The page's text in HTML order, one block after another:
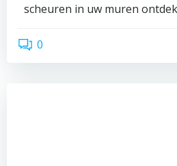
scheuren in uw muren
0